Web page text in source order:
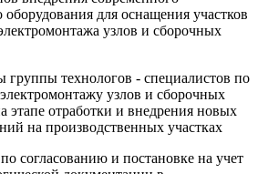
для оснащения участков
узлов и сборочных
группы технологов - специалистов по
узлов и сборочных
этапе отработки и внедрения новых
на производственных участках
согласованию и постановке на учет